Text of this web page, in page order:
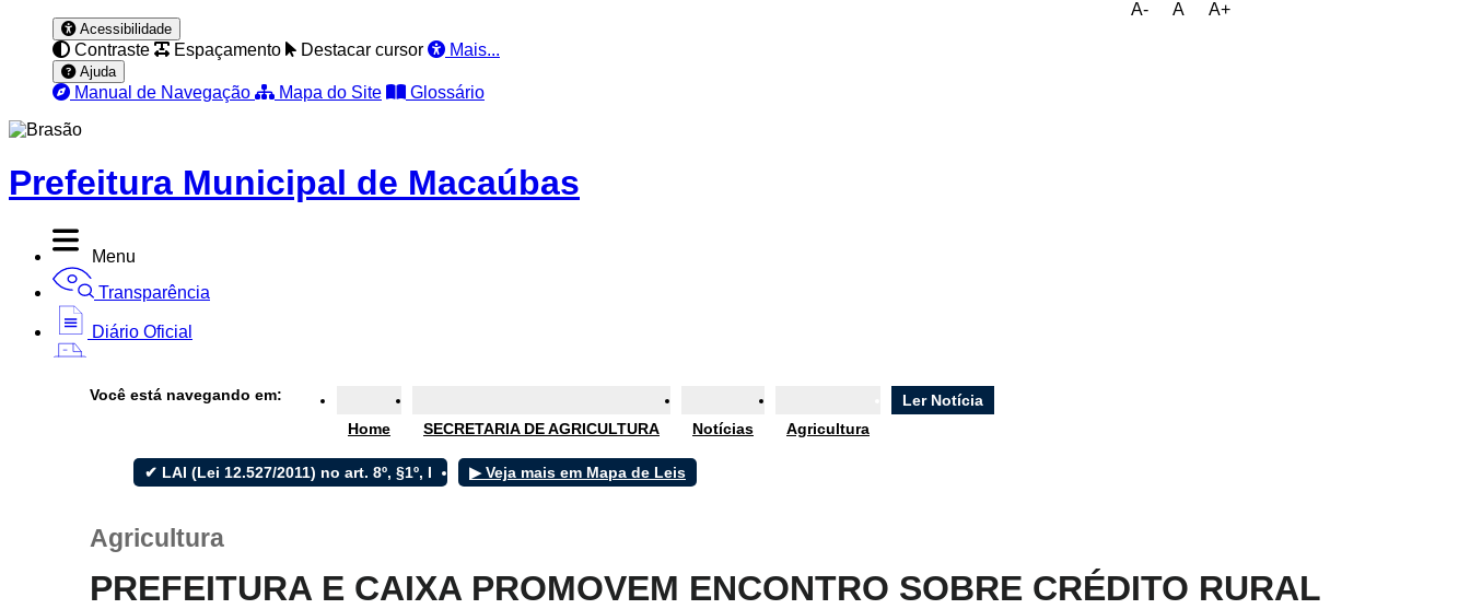
A- A A+
Acessibilidade
Contraste Espaçamento Destacar cursor Mais...
Ajuda
Manual de Navegação Mapa do Site Glossário
Prefeitura Municipal de Macaúbas
Menu
Transparência
Diário Oficial
Filtrar por todos
Você está navegando em:
Home
SECRETARIA DE AGRICULTURA Notícias Agricultura
Ler Notícia
✔ LAI (Lei 12.527/2011) no art. 8º, §1º, I ▶ Veja mais em Mapa de Leis
Agricultura
PREFEITURA E CAIXA PROMOVEM ENCONTRO SOBRE CRÉDITO RURAL